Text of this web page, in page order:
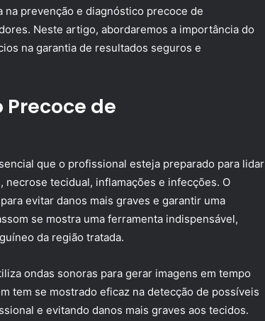
prevenção e diagnóstico precoce de
Neste artigo, abordaremos a importância do
na garantia de resultados seguros e
de
que o profissional esteja preparado para lidar
tecidual, inflamações e infecções. O
evitar danos mais graves e garantir uma
se mostra uma ferramenta indispensável,
da região tratada.
ondas sonoras para gerar imagens em tempo
tem se mostrado eficaz na detecção de possíveis
e evitando danos mais graves aos tecidos.